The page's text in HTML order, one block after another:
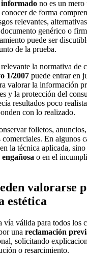
informado no es un
de forma
relevantes,
genérico o
puede ser
de la prueba.
la normativa de
1/2007 puede entrar en
valorar la información
y la protección del
resultados poco
con lo realizado.
folletos,
comerciales. En algunos
la técnica aplicada,
o en el
valorarse
estética
vía válida para todos los
una reclamación
solicitando
o resarcimiento.